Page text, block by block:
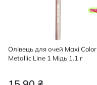
Олівець для очей Maxi Color
Metallic Line 1 Мідь 1.1 г